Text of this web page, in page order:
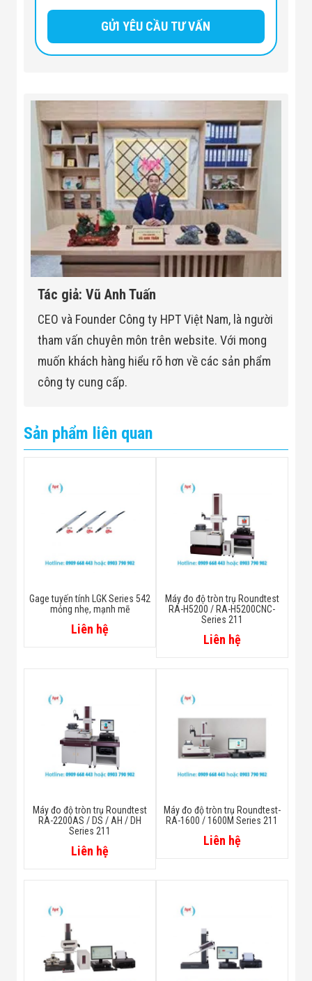
Tác giả: Vũ Anh Tuấn
CEO và Founder Công ty HPT Việt Nam, là người
tham vấn chuyên môn trên website. Với mong
muốn khách hàng hiểu rõ hơn về các sản phẩm
công ty cung cấp.
Sản phẩm liên quan
Gage tuyến tính LGK Series 542
mỏng nhẹ, mạnh mẽ
Liên hệ
Máy đo độ tròn trụ Roundtest
RA-H5200 / RA-H5200CNC-
Series 211
Liên hệ
Máy đo độ tròn trụ Roundtest
RA-2200AS / DS / AH / DH
Series 211
Liên hệ
Máy đo độ tròn trụ Roundtest-
RA-1600 / 1600M Series 211
Liên hệ